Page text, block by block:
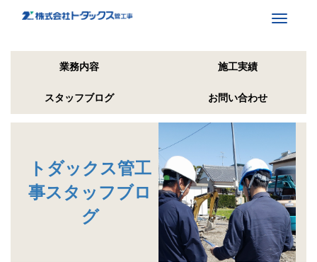
Toggle
業務内容 施工実績
スタッフブログ お問い合わせ
トダックス管工
事スタッフブロ
グ